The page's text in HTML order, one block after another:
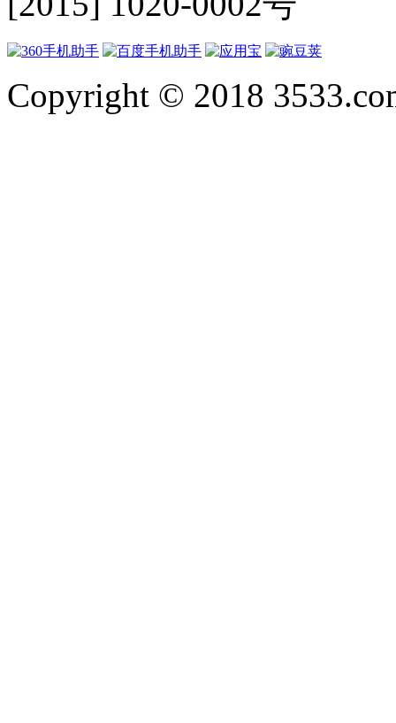
Copyright © 2018